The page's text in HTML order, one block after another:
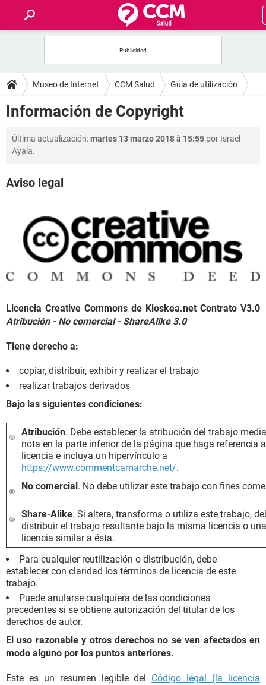
FOROS
SALUD
FAMILIA
SEXUALIDAD
GLOSARIO
Museo de Internet CCM Salud Guía de utilización
Información de Copyright
Última actualización:martes 13 marzo 2018 à 15:55 por Israel
Ayala.
Aviso legal
Licencia Creative Commons de Kioskea.net Contrato V3.0
Atribución - No comercial - ShareAlike 3.0
Tiene derecho a:
copiar, distribuir, exhibir y realizar el trabajo
realizar trabajos derivados
Bajo las siguientes condiciones:
Atribución. Debe establecer la atribución del trabajo
nota en la parte inferior de la página que haga referencia
licencia e incluya un hipervínculo a
https://www.commentcamarche.net/.
No comercial . No debe utilizar este trabajo con fines
Share-Alike. Si altera, transforma o utiliza este trabajo,
distribuir el trabajo resultante bajo la misma licencia o una
licencia similar a ésta.
Para cualquier reutilización o distribución, debe
establecer con claridad los términos de licencia de este
trabajo.
Puede anularse cualquiera de las condiciones
precedentes si se obtiene autorización del titular de los
derechos de autor.
El uso razonable y otros derechos no se ven afectados en
modo alguno por los puntos anteriores.
Este es un resumen legible del Código legal (la licencia